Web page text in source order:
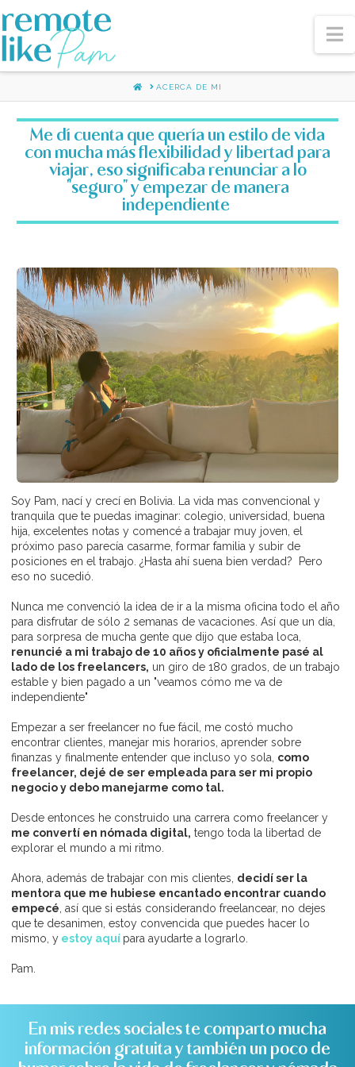
HOMEACERCA DE MI
Me dí cuenta que quería un estilo de vida
con mucha más flexibilidad y libertad para
viajar, eso significaba renunciar a lo
"seguro" y empezar de manera
independiente
Soy Pam, nací y crecí en Bolivia. La vida mas convencional y
tranquila que te puedas imaginar: colegio, universidad, buena
hija, excelentes notas y comencé a trabajar muy joven, el
próximo paso parecía casarme, formar familia y subir de
posiciones en el trabajo. ¿Hasta ahí suena bien verdad? Pero
eso no sucedió.
Nunca me convenció la idea de ir a la misma oficina todo el año
para disfrutar de sólo 2 semanas de vacaciones. Así que un día,
para sorpresa de mucha gente que dijo que estaba loca,
renuncié a mi trabajo de 10 años y oficialmente pasé al
lado de los freelancers, un giro de 180 grados, de un trabajo
estable y bien pagado a un "veamos cómo me va de
independiente"
Empezar a ser freelancer no fue fácil, me costó mucho
encontrar clientes, manejar mis horarios, aprender sobre
finanzas y finalmente entender que incluso yo sola, como
freelancer, dejé de ser empleada para ser mi propio
negocio y debo manejarme como tal.
Desde entonces he construido una carrera como freelancer y
me convertí en nómada digital, tengo toda la libertad de
explorar el mundo a mi ritmo.
Ahora, además de trabajar con mis clientes, decidí ser la
mentora que me hubiese encantado encontrar cuando
empecé , así que si estás considerando freelancear, no dejes
que te desanimen, estoy convencida que puedes hacer lo
mismo, y estoy aquí para ayudarte a lograrlo.
Pam.
En mis redes sociales te comparto mucha
información gratuita y también un poco de